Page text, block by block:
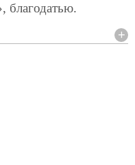
благодатью.